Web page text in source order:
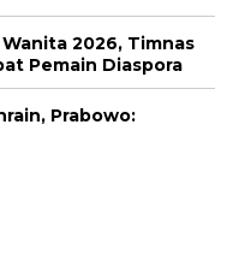
2026, Timnas
Pemain Diaspora
Prabowo: